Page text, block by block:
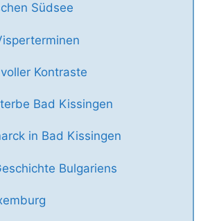
Südsee
Kontraste
Bad Kissingen
in Bad Kissingen
Bulgariens